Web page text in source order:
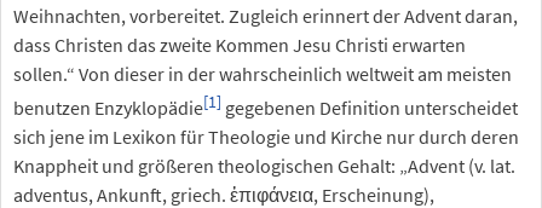
Weihnachten, vorbereitet. Zugleich erinnert der Advent daran,
dass Christen das zweite Kommen Jesu Christi erwarten
sollen.“ Von dieser in der wahrscheinlich weltweit am meisten
benutzen Enzyklopädie[1] gegebenen Definition unterscheidet
sich jene im Lexikon für Theologie und Kirche nur durch deren
Knappheit und größeren theologischen Gehalt: „Advent (v. lat.
adventus, Ankunft, griech. ἐπιφάνεια, Erscheinung),